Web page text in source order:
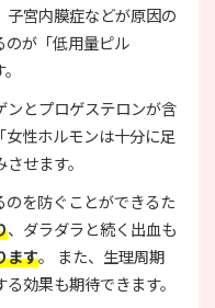
宮内膜症などが原因の
のが「低用量ピル
とプロゲステロンが含
性ホルモンは十分に足
せます。
を防ぐことができるた
、ダラダラと続く出血も
ます。 また、生理周期
効果も期待できます。